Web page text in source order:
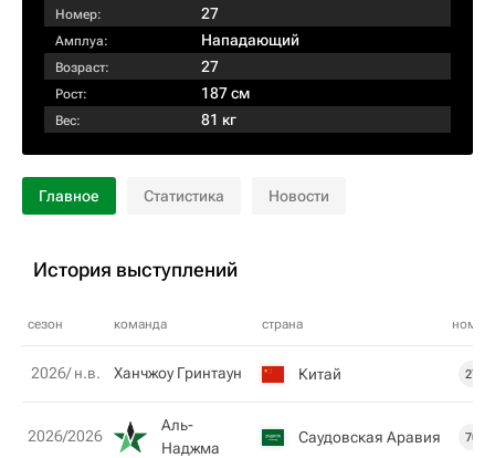
Номер: 27
Амплуа: Нападающий
Возраст: 27
Рост: 187 см
Вес: 81 кг
Главное Статистика Новости
История выступлений
сезон команда страна номер
2026/ н.в. Ханчжоу Гринтаун Китай 27
2026/2026
Аль-
Наджма
Саудовская Аравия 70